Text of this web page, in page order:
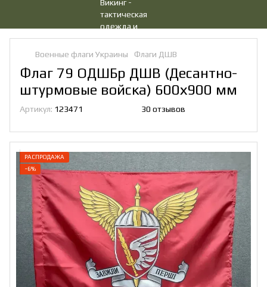
Военные флаги Украины Флаги ДШВ
Флаг 79 ОДШБр ДШВ (Десантно-
штурмовые войска) 600х900 мм
Артикул: 123471 30 отзывов
РАСПРОДАЖА
−6%